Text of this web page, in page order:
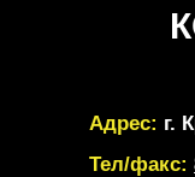
Адрес: г.
Тел/факс: